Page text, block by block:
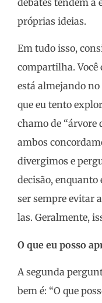
próprias ideias.
Em tudo isso,
compartilha. Você
está almejando no
que eu tento
chamo de “árvore
ambos
divergimos e
decisão, enquanto
ser sempre evitar
las. Geralmente,
O que eu posso
A segunda
bem é: “O que